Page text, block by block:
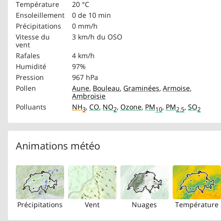
Température
20 °C
Ensoleillement
0 de 10 min
Précipitations
0 mm/h
Vitesse du
vent
3 km/h du OSO
Rafales
4 km/h
Humidité
97%
Pression
967 hPa
Pollen
Aune, Bouleau, Graminées, Armoise,
Ambroisie
Polluants
NH3, CO, NO2, Ozone, PM10, PM2.5, SO2
Animations météo
Précipitations Vent Nuages Température